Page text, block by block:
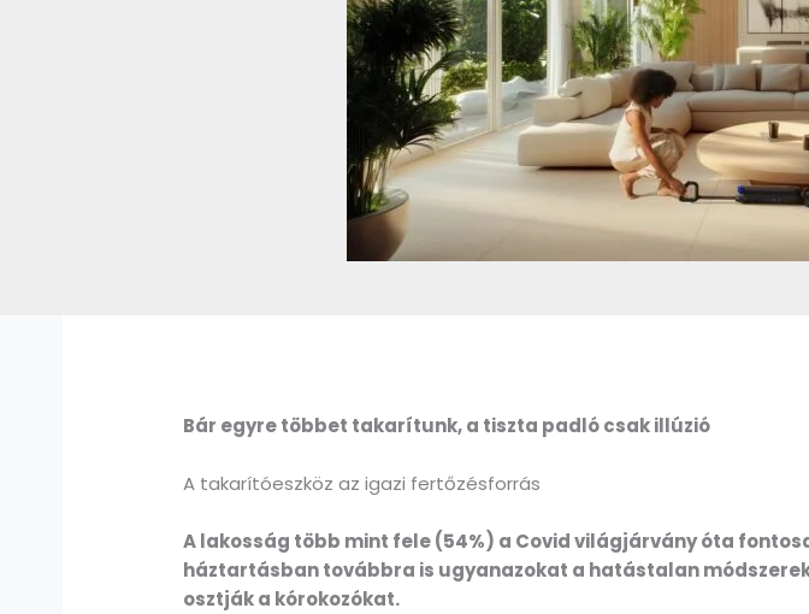
Bár egyre többet takarítunk, a tiszta padló csak illúzió
A takarítóeszköz az igazi fertőzésforrás
A lakosság több mint fele (54%) a Covid világjárvány óta
háztartásban továbbra is ugyanazokat a hatástalan
osztják a kórokozókat.